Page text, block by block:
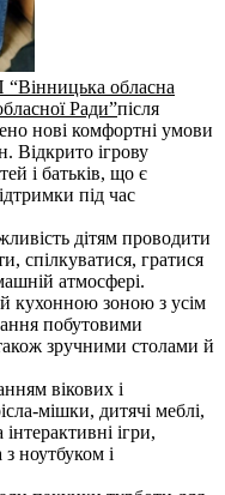
обласна
Ради”після
нові комфортні умови
Відкрито ігрову
і батьків, що є
під час
дітям проводити
спілкуватися, гратися
атмосфері.
кухонною зоною з усім
побутовими
зручними столами й
вікових і
мішки, дитячі меблі,
ігри,
ноутбуком і